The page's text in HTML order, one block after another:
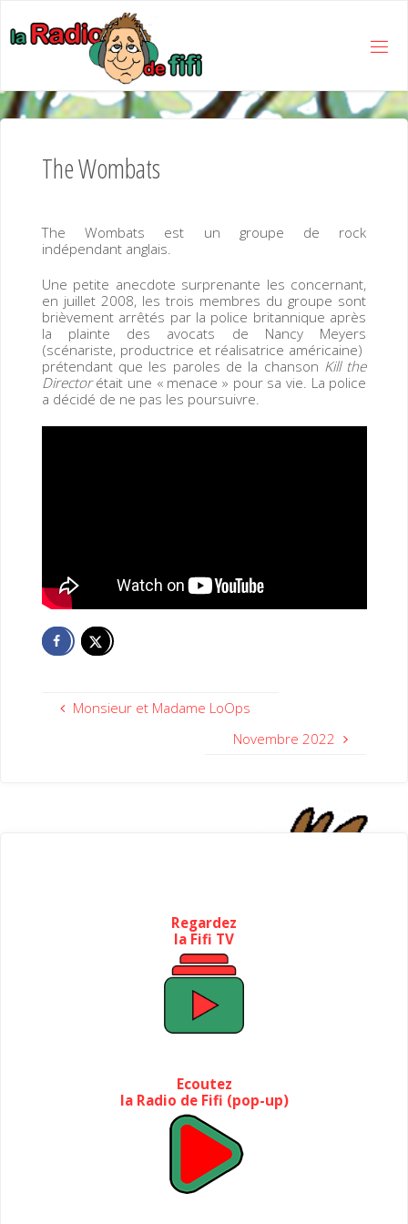
to
content
A
R A
F
F
I
The Wombats
The Wombats est un groupe de rock
indépendant anglais.
Une petite anecdote surprenante les concernant,
en juillet 2008, les trois membres du groupe sont
brièvement arrêtés par la police britannique après
la plainte des avocats de Nancy Meyers
(scénariste, productrice et réalisatrice américaine)
prétendant que les paroles de la chanson Kill the
Directorétait une « menace » pour sa vie. La police
a décidé de ne pas les poursuivre.
Monsieur et Madame LoOps
Novembre 2022
Regardez
la Fifi TV
Ecoutez
la Radio de Fifi (pop-up)